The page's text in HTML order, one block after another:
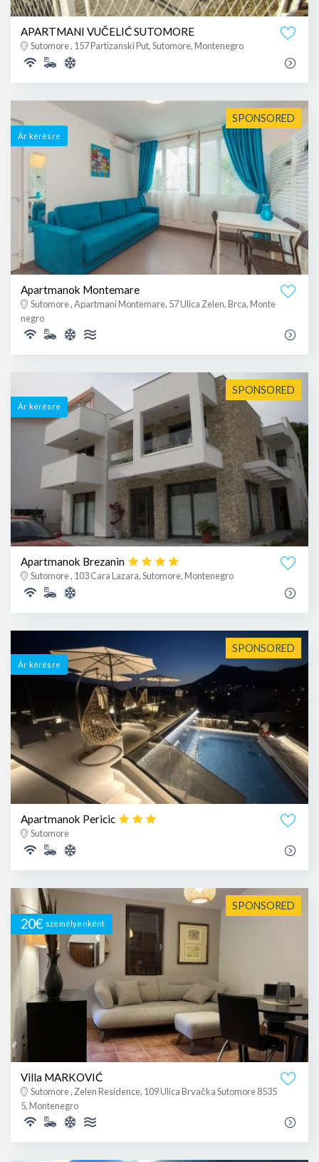
APARTMANI VUČELIĆ SUTOMORE
Sutomore , 157 Partizanski Put, Sutomore, Montenegro
SPONSORED
Ár kérésre
Apartmanok Montemare
Sutomore , Apartmani Montemare, 57 Ulica Zelen, Brca, Monte
negro
SPONSORED
Ár kérésre
Apartmanok Brezanin
Sutomore , 103 Cara Lazara, Sutomore, Montenegro
SPONSORED
Ár kérésre
Apartmanok Pericic
Sutomore
SPONSORED
20€ személyenként
Villa MARKOVIĆ
Sutomore , Zelen Residence, 109 Ulica Brvačka Sutomore 8535
5, Montenegro